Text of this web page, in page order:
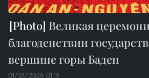
Великая
благоденствии
вершине горы Баден
01/01/2026 01:15